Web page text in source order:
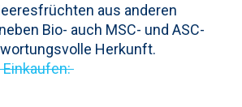
aus anderen
Bio- auch MSC- und ASC-
Herkunft.